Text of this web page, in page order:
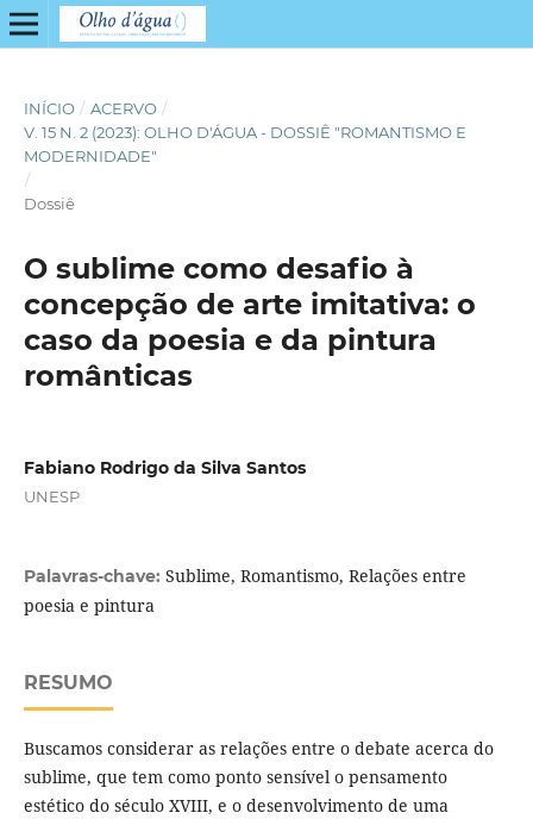
INÍCIO / ACERVO /
V. 15 N. 2 (2023): OLHO D'ÁGUA - DOSSIÊ "ROMANTISMO E
MODERNIDADE"
/
Dossiê
O sublime como desafio à
concepção de arte imitativa: o
caso da poesia e da pintura
românticas
Fabiano Rodrigo da Silva Santos
UNESP
Palavras-chave: Sublime, Romantismo, Relações entre
poesia e pintura
RESUMO
Buscamos considerar as relações entre o debate acerca do
sublime, que tem como ponto sensível o pensamento
estético do século XVIII, e o desenvolvimento de uma